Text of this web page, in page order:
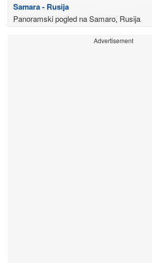
Samara - Rusija
Panoramski pogled na Samaro, Rusija
Advertisement